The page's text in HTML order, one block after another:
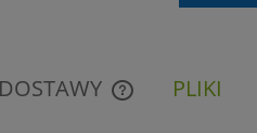
PLIKI